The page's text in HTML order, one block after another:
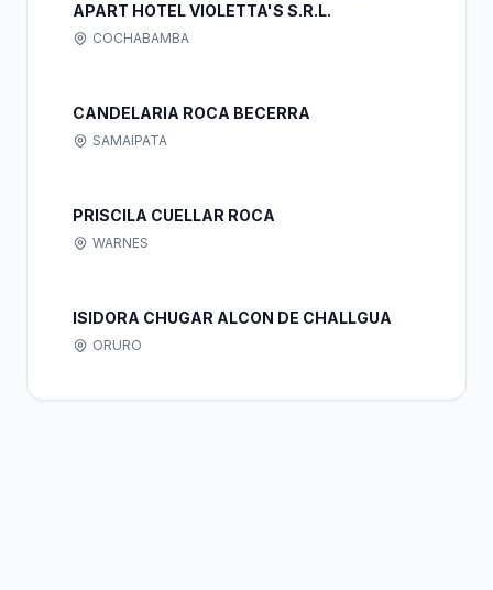
APART HOTEL VIOLETTA'S S.R.L.
COCHABAMBA
CANDELARIA ROCA BECERRA
SAMAIPATA
PRISCILA CUELLAR ROCA
WARNES
ISIDORA CHUGAR ALCON DE CHALLGUA
ORURO